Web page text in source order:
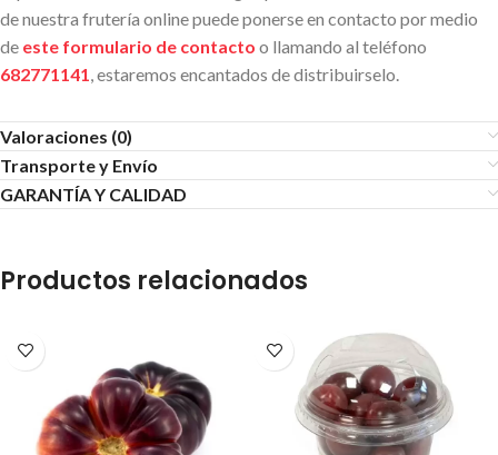
de nuestra frutería online puede ponerse en contacto por medio
de este formulario de contacto o llamando al teléfono
682771141 , estaremos encantados de distribuirselo.
Valoraciones (0)
Transporte y Envío
GARANTÍA Y CALIDAD
Productos relacionados